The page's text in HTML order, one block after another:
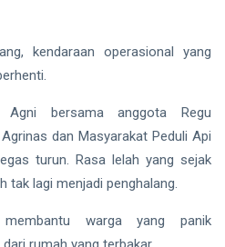
kendaraan operasional yang
Agni bersama anggota Regu
dan Masyarakat Peduli Api
turun. Rasa lelah yang sejak
tak lagi menjadi penghalang.
warga yang panik